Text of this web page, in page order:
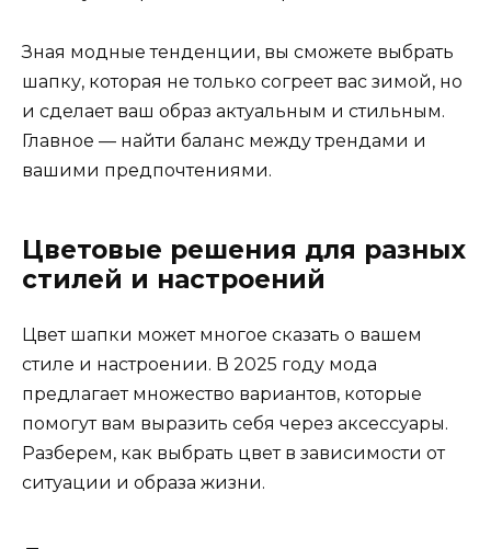
Зная модные тенденции, вы сможете выбрать
шапку, которая не только согреет вас зимой, но
и сделает ваш образ актуальным и стильным.
Главное — найти баланс между трендами и
вашими предпочтениями.
Цветовые решения для разных
стилей и настроений
Цвет шапки может многое сказать о вашем
стиле и настроении. В 2025 году мода
предлагает множество вариантов, которые
помогут вам выразить себя через аксессуары.
Разберем, как выбрать цвет в зависимости от
ситуации и образа жизни.